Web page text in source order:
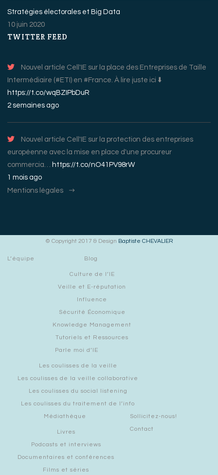
Stratégies électorales et Big Data
10 juin 2020
TWITTER FEED
Nouvel article Cell'IE sur la place des Entreprises de Taille
Intermédiaire (#ETI) en #France. À lire juste ici ⬇️
https://t.co/wqBZIPbDuR
2 semaines ago
Nouvel article Cell'IE sur la protection des entreprises
européenne avec la mise en place d'une procureur
commercia… https://t.co/nO41PV98rW
1 mois ago
Mentions légales
© Copyright 2017 & Design Baptiste CHEVALIER
L’équipe Blog
Culture de l’IE
Veille et E-réputation
Influence
Sécurité Économique
Knowledge Management
Tutoriels et Ressources
Parle moi d’IE
Les coulisses de la veille
Les coulisses de la veille collaborative
Les coulisses du social listening
Les coulisses du traitement de l’info
Médiathèque
Livres
Podcasts et interviews
Documentaires et conférences
Films et séries
Sollicitez-nous!
Contact